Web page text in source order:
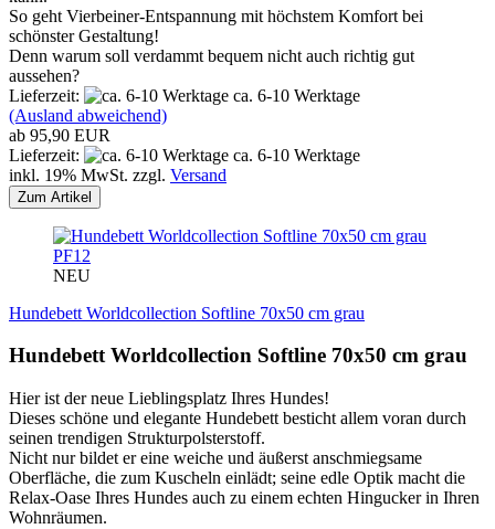
So geht Vierbeiner-Entspannung mit höchstem Komfort bei
schönster Gestaltung!
Denn warum soll verdammt bequem nicht auch richtig gut
aussehen?
Lieferzeit:
ca. 6-10 Werktage
(Ausland abweichend)
ab 95,90 EUR
Lieferzeit:
ca. 6-10 Werktage
inkl. 19% MwSt. zzgl. Versand
Zum Artikel
PF12
NEU
Hundebett Worldcollection Softline 70x50 cm grau
Hundebett Worldcollection Softline 70x50 cm grau
Hier ist der neue Lieblingsplatz Ihres Hundes!
Dieses schöne und elegante Hundebett besticht allem voran durch
seinen trendigen Strukturpolsterstoff.
Nicht nur bildet er eine weiche und äußerst anschmiegsame
Oberfläche, die zum Kuscheln einlädt; seine edle Optik macht die
Relax-Oase Ihres Hundes auch zu einem echten Hingucker in Ihren
Wohnräumen.